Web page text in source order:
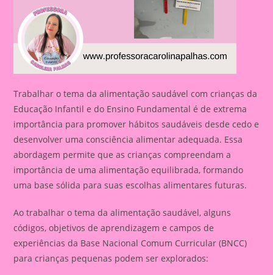
Trabalhar o tema da alimentação saudável com crianças da
Educação Infantil e do Ensino Fundamental é de extrema
importância para promover hábitos saudáveis desde cedo e
desenvolver uma consciência alimentar adequada. Essa
abordagem permite que as crianças compreendam a
importância de uma alimentação equilibrada, formando
uma base sólida para suas escolhas alimentares futuras.
Ao trabalhar o tema da alimentação saudável, alguns
códigos, objetivos de aprendizagem e campos de
experiências da Base Nacional Comum Curricular (BNCC)
para crianças pequenas podem ser explorados: